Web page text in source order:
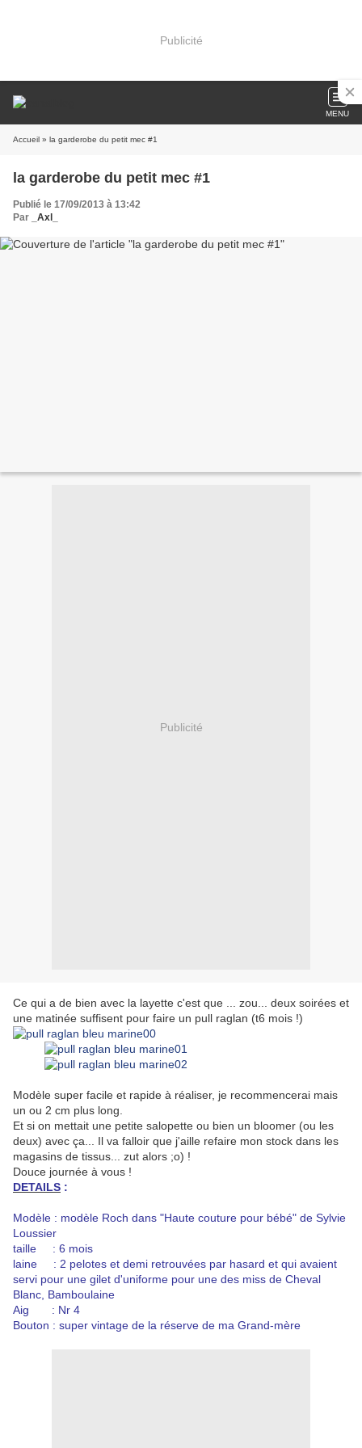
Publicité
MENU
Accueil » la garderobe du petit mec #1
la garderobe du petit mec #1
Publié le 17/09/2013 à 13:42
Par
_Axl_
Publicité
Ce qui a de bien avec la layette c'est que ... zou... deux soirées et
une matinée suffisent pour faire un pull raglan (t6 mois !)
Modèle super facile et rapide à réaliser, je recommencerai mais
un ou 2 cm plus long.
Et si on mettait une petite salopette ou bien un bloomer (ou les
deux) avec ça... Il va falloir que j'aille refaire mon stock dans les
magasins de tissus... zut alors ;o) !
Douce journée à vous !
DETAILS :
Modèle : modèle Roch dans "Haute couture pour bébé" de Sylvie
Loussier
taille : 6 mois
laine : 2 pelotes et demi retrouvées par hasard et qui avaient
servi pour une gilet d'uniforme pour une des miss de Cheval
Blanc, Bamboulaine
Aig : Nr 4
Bouton : super vintage de la réserve de ma Grand-mère